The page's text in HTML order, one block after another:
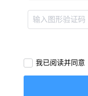
输入图形验证码
我已阅读并同意